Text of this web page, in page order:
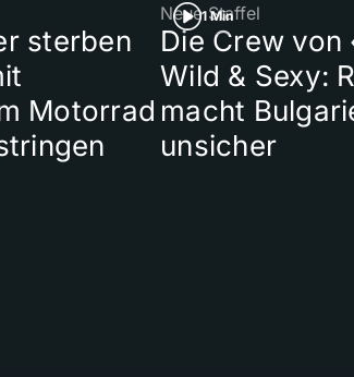
sterben
Motorrad
1 Min
Neue Staffel
Die Crew von
Wild & Sexy:
macht
unsicher